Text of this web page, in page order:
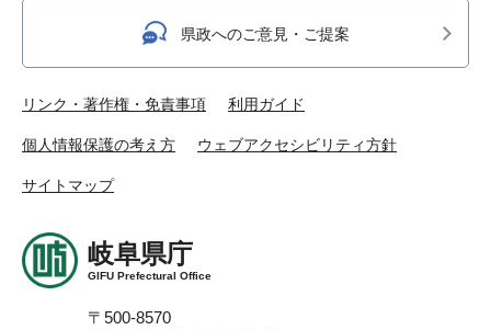
県政へのご意見・ご提案
リンク・著作権・免責事項 利用ガイド
個人情報保護の考え方 ウェブアクセシビリティ方針
サイトマップ
岐阜県庁
GIFU Prefectural Office
〒500-8570